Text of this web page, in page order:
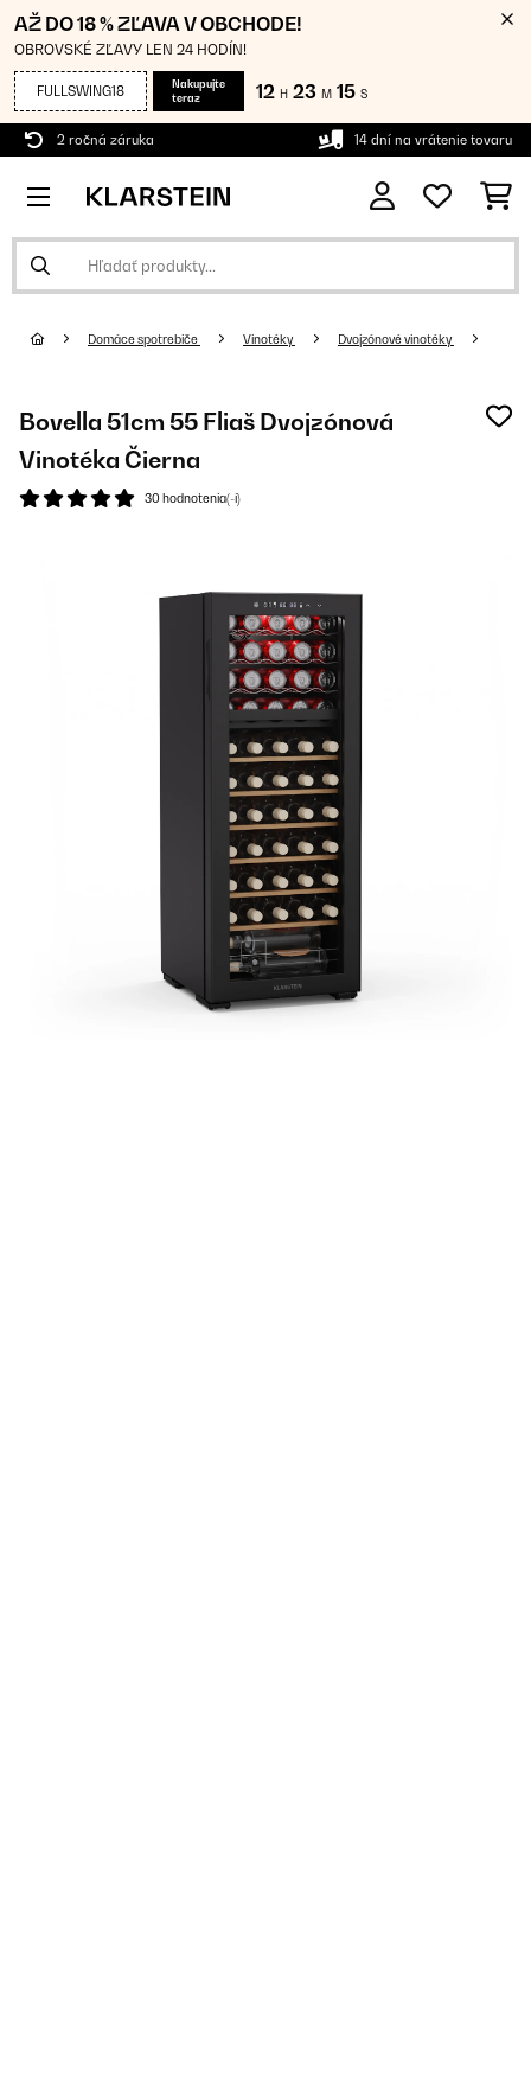
AŽ DO 18 % ZĽAVA V OBCHODE!
OBROVSKÉ ZĽAVY LEN 24 HODÍN!
FULLSWING18
Nakupujte
teraz
12 H 23 M 14 S
2 ročná záruka 14 dní na vrátenie tovaru
Domáce spotrebiče Vinotéky Dvojzónové vinotéky
Bovella 51cm 55 Fliaš Dvojzónová
Vinotéka Čierna
30 hodnotenia(-í)